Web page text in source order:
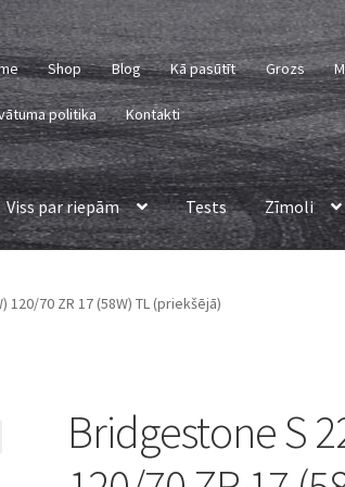
Shop Blog Kā pasūtīt Grozs
politika Kontakti
Viss par riepām Tests Zīmoli
120/70 ZR 17 (58W) TL (priekšējā)
Bridgestone S